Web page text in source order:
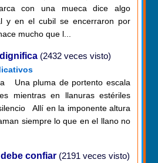
con una mueca dice algo
y en el cubil se encerraron por
mucho que l...
(2432 veces visto)
Una pluma de portento escala
mientras en llanuras estériles
Allí en la imponente altura
siempre lo que en el llano no
confiar (2191 veces visto)